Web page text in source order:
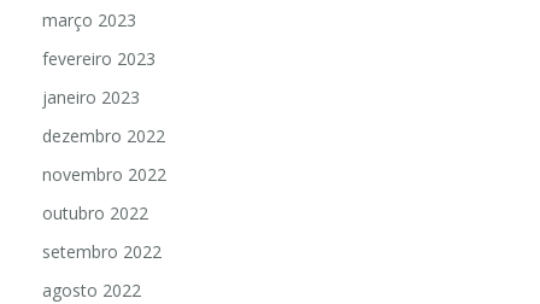
março 2023
fevereiro 2023
janeiro 2023
dezembro 2022
novembro 2022
outubro 2022
setembro 2022
agosto 2022